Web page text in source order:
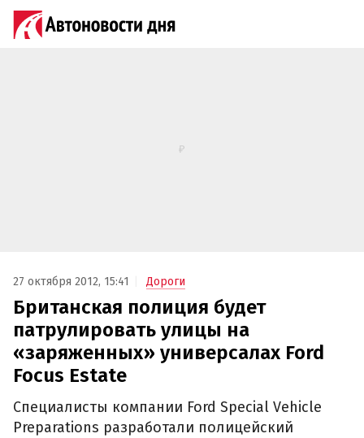
27 октября 2012, 15:41 Дороги
Британская полиция будет
патрулировать улицы на
«заряженных» универсалах Ford
Focus Estate
Специалисты компании Ford Special Vehicle
Preparations разработали полицейский